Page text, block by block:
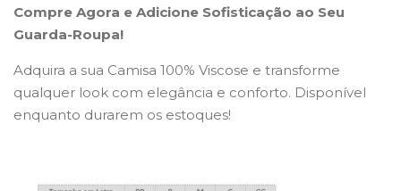
Compre Agora e Adicione Sofisticação ao Seu
Guarda-Roupa!
Adquira a sua Camisa 100% Viscose e transforme
qualquer look com elegância e conforto. Disponível
enquanto durarem os estoques!